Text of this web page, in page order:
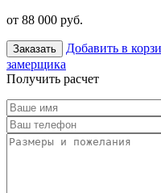
от 88 000 руб.
Заказать Добавить в
замерщика
Получить расчет